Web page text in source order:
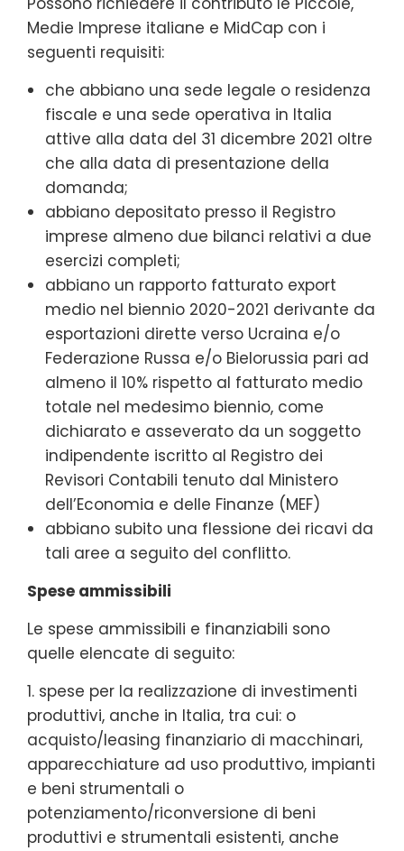
Medie Imprese italiane e MidCap con i
seguenti requisiti:
che abbiano una sede legale o residenza
fiscale e una sede operativa in Italia
attive alla data del 31 dicembre 2021 oltre
che alla data di presentazione della
domanda;
abbiano depositato presso il Registro
imprese almeno due bilanci relativi a due
esercizi completi;
abbiano un rapporto fatturato export
medio nel biennio 2020-2021 derivante da
esportazioni dirette verso Ucraina e/o
Federazione Russa e/o Bielorussia pari ad
almeno il 10% rispetto al fatturato medio
totale nel medesimo biennio, come
dichiarato e asseverato da un soggetto
indipendente iscritto al Registro dei
Revisori Contabili tenuto dal Ministero
dell’Economia e delle Finanze (MEF)
abbiano subito una flessione dei ricavi da
tali aree a seguito del conflitto.
Spese ammissibili
Le spese ammissibili e finanziabili sono
quelle elencate di seguito:
1. spese per la realizzazione di investimenti
produttivi, anche in Italia, tra cui: o
acquisto/leasing finanziario di macchinari,
apparecchiature ad uso produttivo, impianti
e beni strumentali o
potenziamento/riconversione di beni
produttivi e strumentali esistenti, anche